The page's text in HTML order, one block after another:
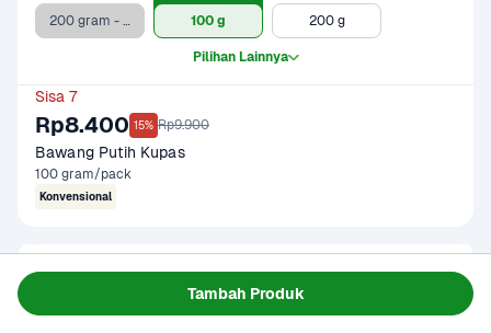
Tambah Produk
200 gram - Clearance Sale 100 g 200 g
Pilihan Lainnya
Sisa 7
Rp8.400 15% Rp9.900
Bawang Putih Kupas
100 gram/pack
Konvensional
Gagal memuat data
Coba Lagi